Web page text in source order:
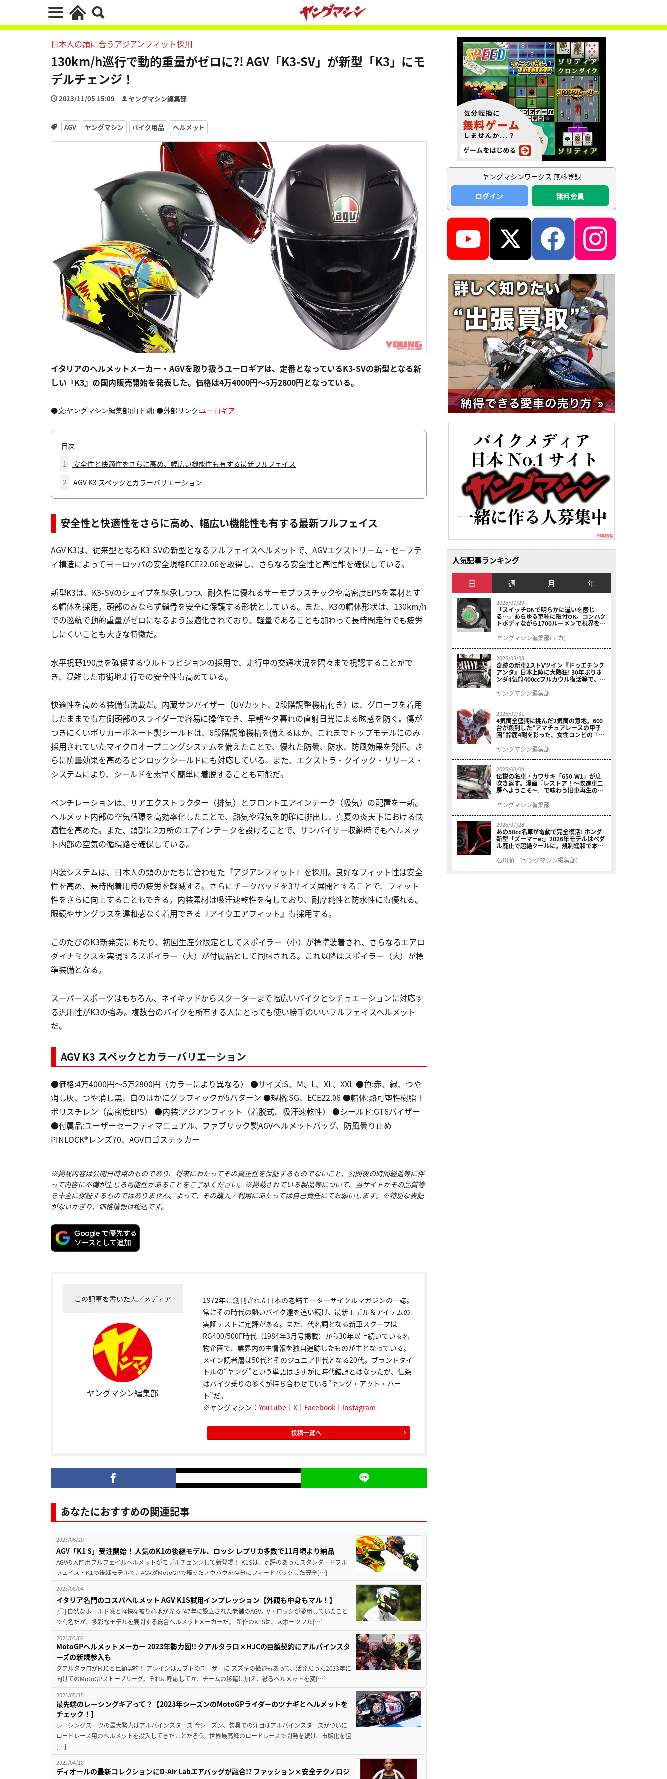
日本人の頭に合うアジアンフィット採用
130km/h巡行で動的重量がゼロに?! AGV「K3-SV」が新型「K3」にモ
デルチェンジ！
2023/11/05 15:09 ヤングマシン編集部
AGV ヤングマシン バイク用品 ヘルメット
イタリアのヘルメットメーカー・AGVを取り扱うユーロギアは、定番となっているK3-SVの新型となる新
しい『K3』の国内販売開始を発表した。価格は4万4000円～5万2800円となっている。
●文:ヤングマシン編集部(山下剛) ●外部リンク:ユーロギア
目次
1
安全性と快適性をさらに高め、幅広い機能性も有する最新フルフェイス
2
AGV K3 スペックとカラーバリエーション
安全性と快適性をさらに高め、幅広い機能性も有する最新フルフェイス
AGV K3は、従来型となるK3-SVの新型となるフルフェイスヘルメットで、AGVエクストリーム・セーフテ
ィ構造によってヨーロッパの安全規格ECE22.06を取得し、さらなる安全性と高性能を確保している。
新型K3は、K3-SVのシェイプを継承しつつ、耐久性に優れるサーモプラスチックや高密度EPSを素材とす
る帽体を採用。頭部のみならず鎖骨を安全に保護する形状としている。また、K3の帽体形状は、130km/h
での巡航で動的重量がゼロになるよう最適化されており、軽量であることも加わって長時間走行でも疲労
しにくいことも大きな特徴だ。
水平視野190度を確保するウルトラビジョンの採用で、走行中の交通状況を隅々まで視認することがで
き、混雑した市街地走行での安全性も高めている。
快適性を高める装備も満載だ。内蔵サンバイザー（UVカット、2段階調整機構付き）は、グローブを着用
したままでも左側頭部のスライダーで容易に操作でき、早朝や夕暮れの直射日光による眩惑を防ぐ。傷が
つきにくいポリカーボネート製シールドは、6段階調節機構を備えるほか、これまでトップモデルにのみ
採用されていたマイクロオープニングシステムを備えたことで、優れた防曇、防水、防風効果を発揮。さ
らに防曇効果を高めるピンロックシールドにも対応している。また、エクストラ・クイック・リリース・
システムにより、シールドを素早く簡単に着脱することも可能だ。
ベンチレーションは、リアエクストラクター（排気）とフロントエアインテーク（吸気）の配置を一新。
ヘルメット内部の空気循環を高効率化したことで、熱気や湿気を的確に排出し、真夏の炎天下における快
適性を高めた。また、頭部に2カ所のエアインテークを設けることで、サンバイザー収納時でもヘルメッ
ト内部の空気の循環路を確保している。
内装システムは、日本人の頭のかたちに合わせた『アジアンフィット』を採用。良好なフィット性は安全
性を高め、長時間着用時の疲労を軽減する。さらにチークパッドを3サイズ展開とすることで、フィット
性をさらに向上することもできる。内装素材は吸汗速乾性を有しており、耐摩耗性と防水性にも優れる。
眼鏡やサングラスを違和感なく着用できる『アイウエアフィット』も採用する。
このたびのK3新発売にあたり、初回生産分限定としてスポイラー（小）が標準装着され、さらなるエアロ
ダイナミクスを実現するスポイラー（大）が付属品として同梱される。これ以降はスポイラー（大）が標
準装備となる。
スーパースポーツはもちろん、ネイキッドからスクーターまで幅広いバイクとシチュエーションに対応す
る汎用性がK3の強み。複数台のバイクを所有する人にとっても使い勝手のいいフルフェイスヘルメット
だ。
AGV K3 スペックとカラーバリエーション
●価格:4万4000円～5万2800円（カラーにより異なる） ●サイズ:S、M、L、XL、XXL ●色:赤、緑、つや
消し灰、つや消し黒、白のほかにグラフィックが5パターン ●規格:SG、ECE22.06 ●帽体:熱可塑性樹脂＋
ポリスチレン（高密度EPS） ●内装:アジアンフィット（着脱式、吸汗速乾性） ●シールド:GT6バイザー
●付属品:ユーザーセーフティマニュアル、ファブリック製AGVヘルメットバッグ、防風曇り止め
PINLOCK®レンズ70、AGVロゴステッカー
※掲載内容は公開日時点のものであり、将来にわたってその真正性を保証するものでないこと、公開後の時間経過等に伴
って内容に不備が生じる可能性があることをご了承ください。※掲載されている製品等について、当サイトがその品質等
を十全に保証するものではありません。よって、その購入／利用にあたっては自己責任にてお願いします。※特別な表記
がないかぎり、価格情報は税込です。
この記事を書いた人／メディア
ヤングマシン編集部
1972年に創刊された日本の老舗モーターサイクルマガジンの一誌。
常にその時代の熱いバイク達を追い続け、最新モデル＆アイテムの
実証テストに定評がある。また、代名詞となる新車スクープは
RG400/500Γ時代（1984年3月号掲載）から30年以上続いている名
物企画で、業界内の生情報を独自追跡したものが主となっている。
メイン読者層は50代とそのジュニア世代となる20代。ブランドタイ
トルの“ヤング”という単語はさすがに時代錯誤とはなったが、信条
はバイク乗りの多くが持ち合わせている“ヤング・アット・ハー
ト”だ。
※ヤングマシン： YouTube｜ X｜ Facebook｜ Instagram
投稿一覧へ
あなたにおすすめの関連記事
2023/06/20
AGV「K1 S」受注開始！ 人気のK1の後継モデル、ロッシ レプリカ多数で11月頃より納品
AGVの入門用フルフェイルヘルメットがモデルチェンジして新登場！ K1Sは、定評のあったスタンダードフル
フェイス・K1の後継モデルで、AGVがMotoGPで培ったノウハウを存分にフィードバックした安全[…]
2023/08/04
イタリア名門のコスパヘルメット AGV K1S試用インプレッション【外観も中身もマル！】
[◯] 自然なホールド感と軽快な被り心地が光る ’47年に設立された老舗のAGV。V・ロッシが愛用していたこと
で有名だが、多彩なモデルを展開する総合ヘルメットメーカーだ。 新作のK1Sは、スポーツフル[…]
2023/03/02
MotoGPヘルメットメーカー 2023年勢力図!! クアルタラロ×HJCの巨額契約にアルパインスタ
ーズの新規参入も
クアルタラロがHJCと巨額契約！ アレイシはカブトのユーザーに スズキの撤退もあって、活発だった2023年に
向けてのMotoGPストーブリーグ。それに呼応してか、チームの移籍に加え、被るヘルメットを変[…]
2023/05/15
最先端のレーシングギアって？【2023年シーズンのMotoGPライダーのツナギとヘルメットを
チェック！】
レーシングスーツの最大勢力はアルパインスターズ 今シーズン、装具での注目はアルパインスターズがついに
ロードレース用のヘルメットを投入してきたことだろう。世界最高峰のロードレースで開発を続け、市販化を狙
[…]
2022/04/18
ディオールの最新コレクションにD-Air Labエアバッグが融合!? ファッション×安全テクノロジ
ヤングマシンワークス 無料登録
ログイン
無料会員
人気記事ランキング
日 週 月 年
2026/07/29
「スイッチONで明らかに違いを感じ
る…」あらゆる車種に取付OK。コンパク
トボディながら1700ルーメンで視界を確
ニット プレシャスレイ スモール］
ヤングマシン編集部(ナカ)
2026/08/03
奇跡の新車2ストVツイン『ドゥエチンク
アンタ』日本上陸に大熱狂! 30年ぶりホ
ンダ4気筒400ccフルカウル復活等で、ロ
ニュース振り返り】
ヤングマシン編集部
2026/07/31
4気筒全盛期に挑んだ2気筒の意地。600
台が殺到した”アマチュアレースの甲子
園”鈴鹿4耐を彩った、女性コンビの「ス
ヤングマシン編集部
2026/08/04
伝説の名車・カワサキ「650-W1」が息
吹き返す。漫画『レストア！～改造車工
房へようこそ～』で味わう旧車再生のロ
ヤングマシン編集部
2026/07/28
あの50cc名車が電動で完全復活! ホンダ
新型「ズーマーe:」2026年モデルはペダ
ル廃止で超絶クールに。規制緩和で本来
石川順一(ヤングマシン編集部)